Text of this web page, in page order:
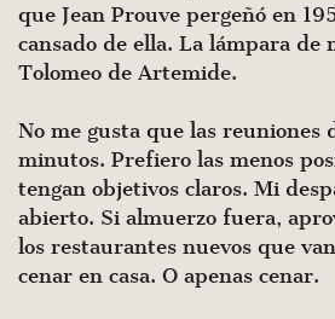
que Jean Prouve pergeñó en
cansado de ella. La lámpara de
Tolomeo de Artemide.
No me gusta que las reuniones
minutos. Prefiero las menos
tengan objetivos claros. Mi
abierto. Si almuerzo fuera,
los restaurantes nuevos que
cenar en casa. O apenas cenar.